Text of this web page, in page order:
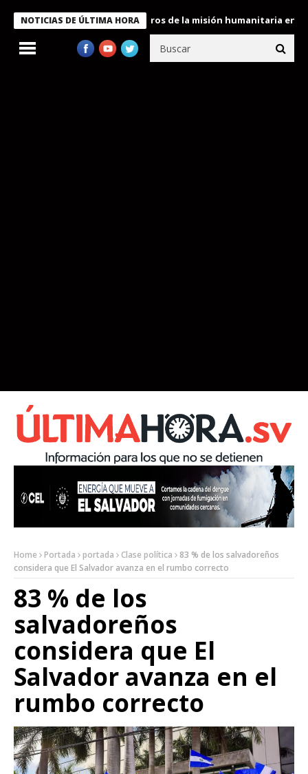
NOTICIAS DE ÚLTIMA HORA
Bukele condecora a miembros de la misión humanitaria enviada
Home Portada portada Clase política
83 % de los salvadoreños
considera que El Salvador avanza en el rumbo correcto
83 % de los
salvadoreños
considera que El
Salvador avanza en el
rumbo correcto